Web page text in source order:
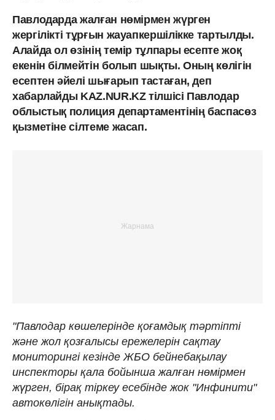
Павлодарда жалған нөмірмен жүрген
жергілікті тұрғын жауапкершілікке тартылды.
Алайда ол өзінің темір тұлпары есепте жоқ
екенін білмейтін болып шықты. Оның көлігін
есептен әйелі шығарып тастаған, деп
хабарлайды KAZ.NUR.KZ тілшісі Павлодар
облыстық полиция департаментінің баспасөз
қызметіне сілтеме жасап.
"Павлодар көшелерінде қоғамдық тәртіпті
және жол қозғалысы ережелерін сақтау
мониторингі кезінде ЖБО бейнебақылау
инспекторы қала бойынша жалған нөмірмен
жүрген, бірақ тіркеу есебінде жок "Инфинити"
автокөлігін анықтады.